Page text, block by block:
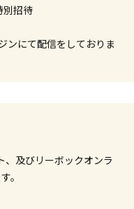
別招待
ンにて配信をしておりま
、及びリーボックオンラ
。